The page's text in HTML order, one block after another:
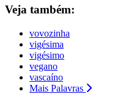
Veja também:
vovozinha
vigésima
vigésimo
vegano
vascaíno
Mais Palavras